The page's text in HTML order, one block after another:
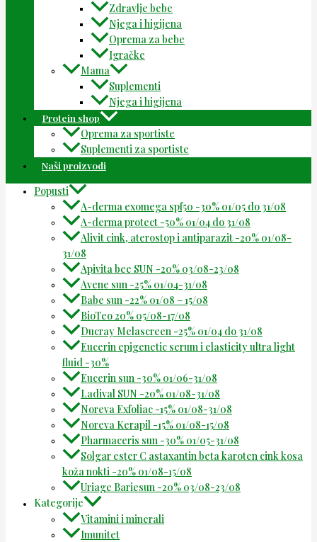
Zdravlje bebe
Njega i higijena
Oprema za bebe
Igračke
Mama
Suplementi
Njega i higijena
Protein shop
Oprema za sportiste
Suplementi za sportiste
Naši proizvodi
Popusti
A-derma exomega spf50 -30% 01/05 do 31/08
A-derma protect -50% 01/04 do 31/08
Alivit cink, aterostop i antiparazit -20% 01/08-
31/08
Apivita bee SUN -20% 03/08-23/08
Avene sun -25% 01/04-31/08
Babe sun -22% 01/08 – 15/08
BioTeo 20% 05/08-17/08
Ducray Melascreen -25% 01/04 do 31/08
Eucerin epigenetic serum i elasticity ultra light
fluid -30%
Eucerin sun -30% 01/06-31/08
Ladival SUN -20% 01/08-31/08
Noreva Exfoliac -15% 01/08-31/08
Noreva Kerapil -15% 01/08-15/08
Pharmaceris sun -30% 01/05-31/08
Solgar ester C astaxantin beta karoten cink kosa
koža nokti -20% 01/08-15/08
Uriage Bariesun -20% 03/08-23/08
Kategorije
Vitamini i minerali
Imunitet